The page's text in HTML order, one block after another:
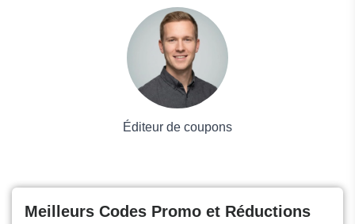
Éditeur de coupons
Meilleurs Codes Promo et Réductions